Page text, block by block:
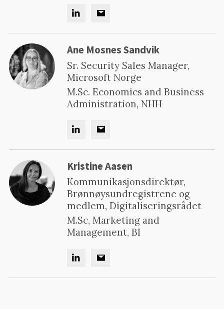
Ane Mosnes Sandvik
Sr. Security Sales Manager,
Microsoft Norge
M.Sc. Economics and Business
Administration, NHH
Kristine Aasen
Kommunikasjonsdirektør,
Brønnøysundregistrene og
medlem, Digitaliseringsrådet
M.Sc, Marketing and
Management, BI